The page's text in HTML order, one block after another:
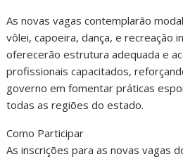
As novas vagas contemplarão
vôlei, capoeira, dança, e recreação
oferecerão estrutura adequada e
profissionais capacitados,
governo em fomentar práticas
todas as regiões do estado.
Como Participar
As inscrições para as novas vagas